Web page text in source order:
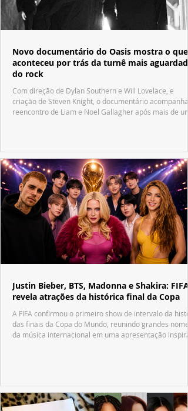
Novo documentário do Oasis mostra o que
aconteceu por trás da turnê mais aguardada
do rock
Com direção de Dylan Southern e Will Lovelace, e
criação de Steven Knight, o documentário acompanha
reencontro de Liam e Noel Gallagher após mais de
Justin Bieber, BTS, Madonna e Shakira: FIFA
revela atrações da histórica final da Copa
A FIFA confirmou o primeiro show de intervalo da
das finais da Copa do Mundo, reunindo grandes nomes
da música internacional em uma apresentação